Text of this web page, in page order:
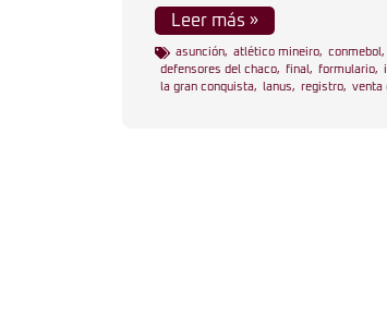
Leer más »
asunción, atlético mineiro, conmebol ,
defensores del chaco, final , formulario,
la gran conquista, lanus, registro, venta